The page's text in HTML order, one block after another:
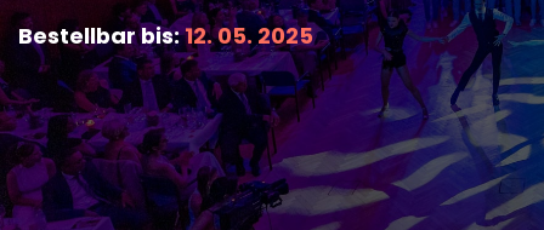
Bestellbar bis:12. 05. 2025